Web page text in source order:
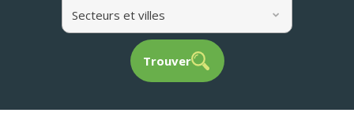
Secteurs et villes
Trouver